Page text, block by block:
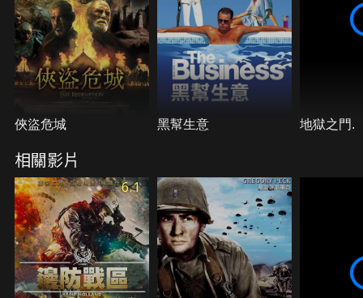
俠盜危城 黑幫生意 地獄之門.
相關影片
6.1